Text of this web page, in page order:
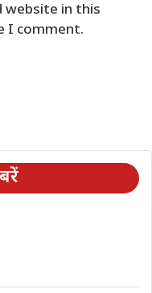
website in this
I comment.